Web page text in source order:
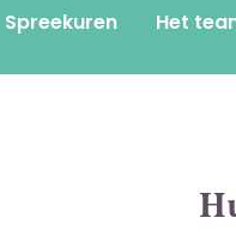
Spreekuren Het